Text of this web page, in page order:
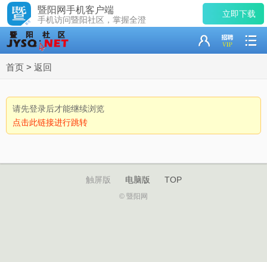
暨阳网手机客户端
手机访问暨阳社区，掌握全澄
立即下载
首页 > 返回
请先登录后才能继续浏览
点击此链接进行跳转
触屏版 电脑版 TOP
© 暨阳网